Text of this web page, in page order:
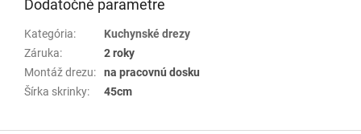
Dodatočné parametre
Kategória:
Kuchynské drezy
Záruka:
2 roky
Montáž drezu:
na pracovnú dosku
Šírka skrinky: 45cm